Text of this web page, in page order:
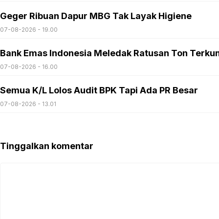
Geger Ribuan Dapur MBG Tak Layak Higiene
07-08-2026 - 19.00
Bank Emas Indonesia Meledak Ratusan Ton
07-08-2026 - 16.00
Semua K/L Lolos Audit BPK Tapi Ada PR Besar
07-08-2026 - 13.01
Tinggalkan komentar